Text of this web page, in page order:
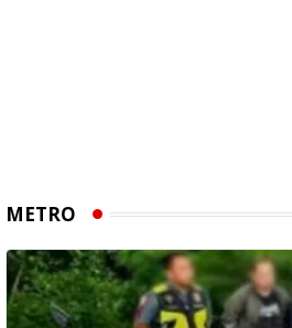
METRO